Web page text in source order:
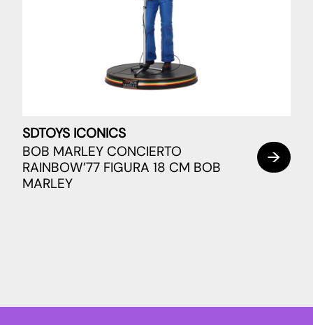
SDTOYS ICONICS
BOB MARLEY CONCIERTO
RAINBOW’77 FIGURA 18 CM BOB
MARLEY